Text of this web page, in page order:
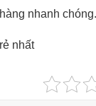
nhanh
nhất